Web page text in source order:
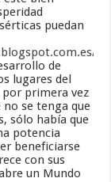
puedan
de
lugares del
por primera vez
se tenga que
sólo había que
potencia
beneficiarse
con sus
un Mundo